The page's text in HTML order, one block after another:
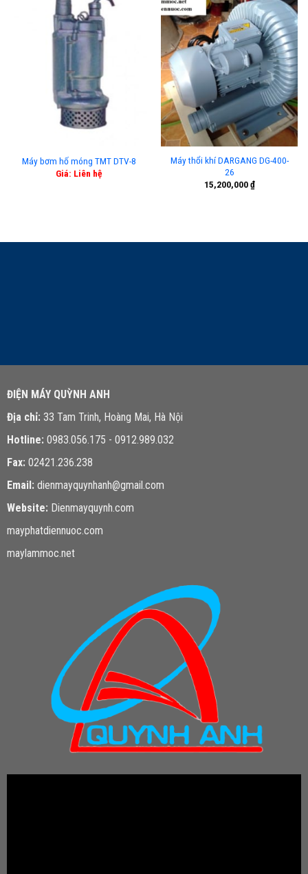
Máy bơm hố móng TMT DTV-8
Giá: Liên hệ
Máy thổi khí DARGANG DG-400-
26
15,200,000₫
ĐIỆN MÁY QUỲNH ANH
Địa chỉ: 33 Tam Trinh, Hoàng Mai, Hà Nội
Hotline: 0983.056.175 - 0912.989.032
Fax: 02421.236.238
Email: dienmayquynhanh@gmail.com
Website: Dienmayquynh.com
mayphatdiennuoc.com
maylammoc.net